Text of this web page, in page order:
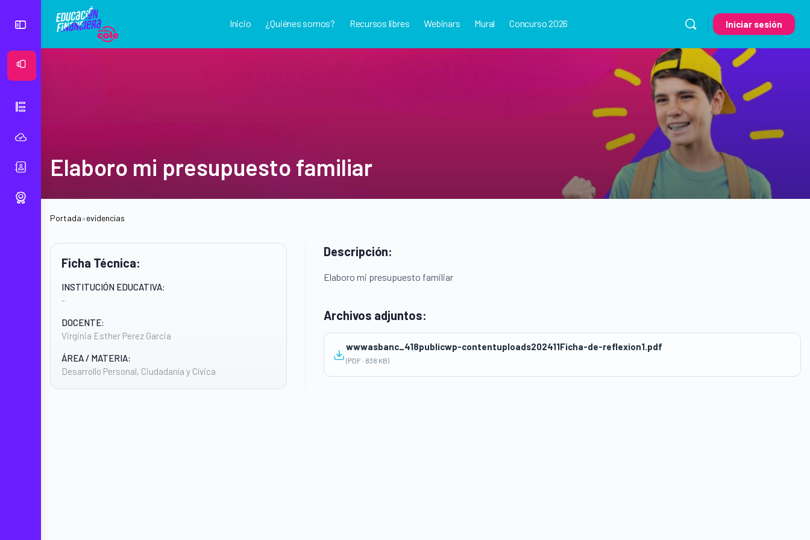
Inicio ¿Quiénes somos? Recursos libres Webinars Mural Concurso 2026 Iniciar sesión
Elaboro mi presupuesto familiar
Portada»evidencias
Ficha Técnica:
INSTITUCIÓN EDUCATIVA:
-
DOCENTE:
Virginia Esther Perez Garcia
ÁREA / MATERIA:
Desarrollo Personal, Ciudadanía y Cívica
Descripción:
Elaboro mi presupuesto familiar
Archivos adjuntos:
wwwasbanc_418publicwp-contentuploads202411Ficha-de-reflexion1.pdf
(PDF · 838 KB)